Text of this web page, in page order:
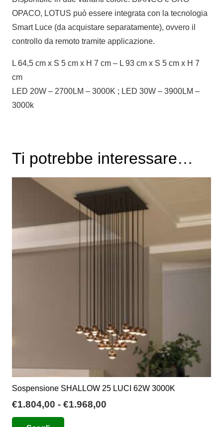
OPACO, LOTUS può essere integrata con la tecnologia
Smart Luce (da acquistare separatamente), ovvero il
controllo da remoto tramite applicazione.
L 64,5 cm x S 5 cm x H 7 cm – L 93 cm x S 5 cm x H 7
cm
LED 20W – 2700LM – 3000K ; LED 30W – 3900LM –
3000k
Ti potrebbe interessare…
Sospensione SHALLOW 25 LUCI 62W 3000K
€1.804,00 - €1.968,00